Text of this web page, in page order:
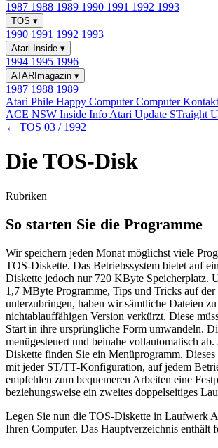
1987 1988 1989 1990 1991 1992 1993
TOS ▾
1990 1991 1992 1993
Atari Inside ▾
1994 1995 1996
ATARImagazin ▾
1987 1988 1989
Atari Phile Happy ComputerComputer Kontakt
ACE NSW Inside Info Atari Update STraight
← TOS 03 / 1992
Die TOS-Disk
Rubriken
So starten Sie die Programme
Wir speichern jeden Monat möglichst viele
TOS-Diskette. Das Betriebssystem bietet auf
Diskette jedoch nur 720 KByte Speicherplatz.
1,7 MByte Programme, Tips und Tricks auf der
unterzubringen, haben wir sämtliche Dateien
nichtablauffähigen Version verkürzt. Diese
Start in ihre ursprüngliche Form umwandeln.
menügesteuert und beinahe vollautomatisch
Diskette finden Sie ein Menüprogramm. Dieses
mit jeder ST/TT-Konfiguration, auf jedem
empfehlen zum bequemeren Arbeiten eine
beziehungsweise ein zweites doppelseitiges
Legen Sie nun die TOS-Diskette in Laufwerk
Ihren Computer. Das Hauptverzeichnis enthält